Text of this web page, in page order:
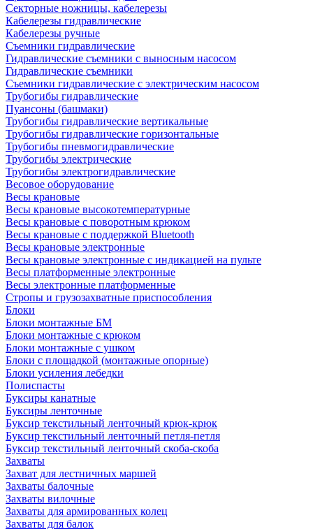
Секторные ножницы, кабелерезы
Кабелерезы гидравлические
Кабелерезы ручные
Съемники гидравлические
Гидравлические cъемники с выносным насосом
Гидравлические съемники
Съемники гидравлические с электрическим насосом
Трубогибы гидравлические
Пуансоны (башмаки)
Трубогибы гидравлические вертикальные
Трубогибы гидравлические горизонтальные
Трубогибы пневмогидравлические
Трубогибы электрические
Трубогибы электрогидравлические
Весовое оборудование
Весы крановые
Весы крановые высокотемпературные
Весы крановые с поворотным крюком
Весы крановые с поддержкой Bluetooth
Весы крановые электронные
Весы крановые электронные с индикацией на пульте
Весы платформенные электронные
Весы электронные платформенные
Стропы и грузозахватные приспособления
Блоки
Блоки монтажные БМ
Блоки монтажные с крюком
Блоки монтажные с ушком
Блоки с площадкой (монтажные опорные)
Блоки усиления лебедки
Полиспасты
Буксиры канатные
Буксиры ленточные
Буксир текстильный ленточный крюк-крюк
Буксир текстильный ленточный петля-петля
Буксир текстильный ленточный скоба-скоба
Захваты
Захват для лестничных маршей
Захваты балочные
Захваты вилочные
Захваты для армированных колец
Захваты для балок